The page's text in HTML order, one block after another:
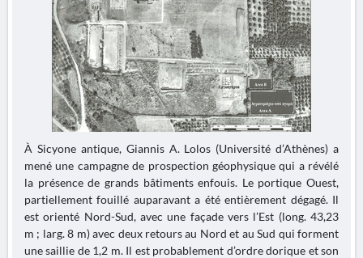
À Sicyone antique, Giannis A. Lolos (Université d’Athènes) a
mené une campagne de prospection géophysique qui a révélé
la présence de grands bâtiments enfouis. Le portique Ouest,
partiellement fouillé auparavant a été entièrement dégagé. Il
est orienté Nord-Sud, avec une façade vers l’Est (long. 43,23
m ; larg. 8 m) avec deux retours au Nord et au Sud qui forment
une saillie de 1,2 m. Il est probablement d’ordre dorique et son